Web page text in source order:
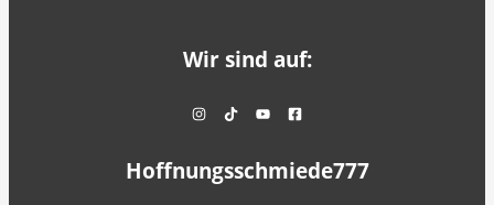
Wir sind auf:
Hoffnungsschmiede777